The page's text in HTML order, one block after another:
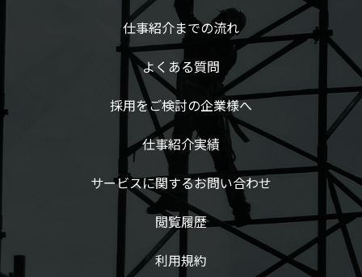
仕事紹介までの流れ
よくある質問
採用をご検討の企業様へ
仕事紹介実績
サービスに関するお問い合わせ
閲覧履歴
利用規約